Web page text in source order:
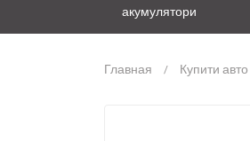
акумулятори
Главная Купити